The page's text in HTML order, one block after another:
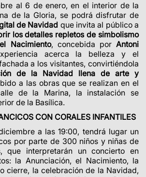
al 6 de enero, en el interior de la
de la Gloria, se podrá disfrutar de
de Navidad que invita al público a
los detalles repletos de simbolismo
Nacimiento, concebida porAntoni
acerca la belleza y el
a los visitantes, convirtiéndola
de la Navidad llena de arte y
a las obras que se realizan en el
de la Marina, la instalación se
de la Basílica.
CON CORALES INFANTILES
a las 19:00, tendrá lugar un
por parte de 300 niños y niñas de
que interpretarán un concierto en
la Anunciación, el Nacimiento, la
cierre, la celebración de la Navidad,